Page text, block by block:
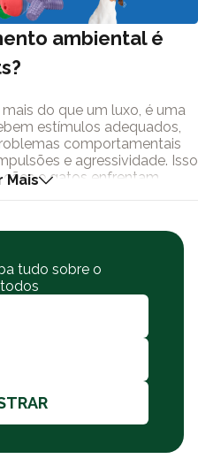
ambiental é
do que um luxo, é uma
estímulos adequados,
comportamentais
e agressividade. Isso
e gatos enfrentam
naturais nem sempre são
que afetam o
e cria produtos que
como caça, busca de
prático são os
os pets a
o momento da refeição
não apenas
mas também
Além disso,
estimular a inteligência, a
garantindo que os pets
Mais
tudo sobre o